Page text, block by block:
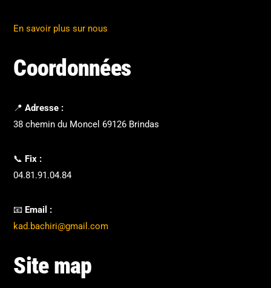
En savoir plus sur nous
Coordonnées
📍Adresse :
38 chemin du Moncel 69126 Brindas
📞 Fix :
04.81.91.04.84
📧 Email :
kad.bachiri@gmail.com
Site map